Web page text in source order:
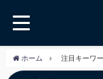
ホーム 注目キーワ